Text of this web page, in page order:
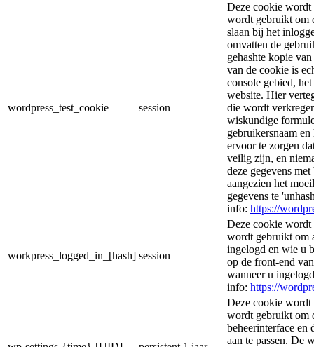
wordpress_test_cookie session
Deze cookie wordt
wordt gebruikt om
slaan bij het
omvatten de
gehashte kopie
van de cookie is
console gebied,
website. Hier
die wordt
wiskundige
gebruikersnaam
ervoor te zorgen
veilig zijn, en
deze gegevens
aangezien het
gegevens te
info: https://
workpress_logged_in_[hash] session
Deze cookie wordt
wordt gebruikt om
ingelogd en wie u
op de front-end
wanneer u
info: https://
Deze cookie wordt
wordt gebruikt om
beheerinterface en
aan te passen. De